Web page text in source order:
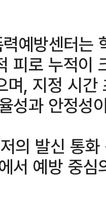
예방센터는
피로 누적이
며, 지정 시
성과 안정성
의 발신 통
서 예방 중